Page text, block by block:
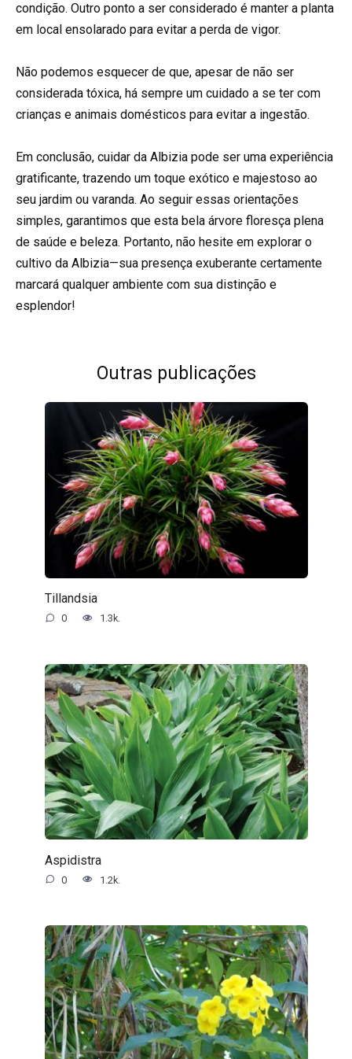
condição. Outro ponto a ser considerado é manter a planta
em local ensolarado para evitar a perda de vigor.
Não podemos esquecer de que, apesar de não ser
considerada tóxica, há sempre um cuidado a se ter com
crianças e animais domésticos para evitar a ingestão.
Em conclusão, cuidar da Albizia pode ser uma experiência
gratificante, trazendo um toque exótico e majestoso ao
seu jardim ou varanda. Ao seguir essas orientações
simples, garantimos que esta bela árvore floresça plena
de saúde e beleza. Portanto, não hesite em explorar o
cultivo da Albizia—sua presença exuberante certamente
marcará qualquer ambiente com sua distinção e
esplendor!
Outras publicações
Tillandsia
0 1.3k.
Aspidistra
0 1.2k.